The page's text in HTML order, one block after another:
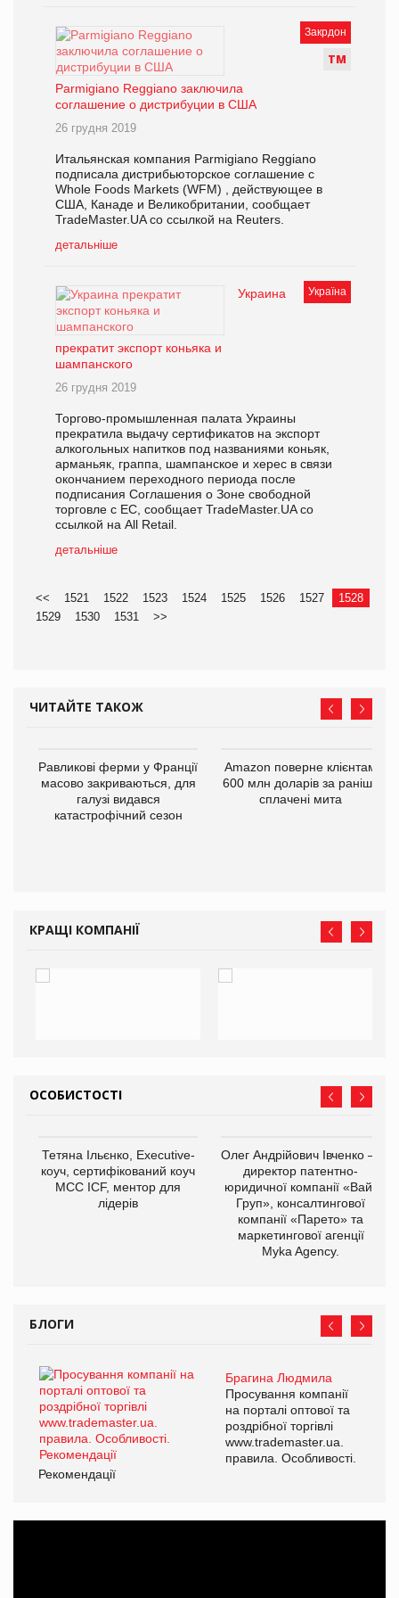
Закрдон
ТМ
Parmigiano Reggiano заключила
соглашение о дистрибуции в США
26 грудня 2019
Итальянская компания Parmigiano Reggiano
подписала дистрибьюторское соглашение с
Whole Foods Markets (WFM) , действующее в
США, Канаде и Великобритании, сообщает
TradeMaster.UA со ссылкой на Reuters.
детальніше
Україна
Украина
прекратит экспорт коньяка и
шампанского
26 грудня 2019
Торгово-промышленная палата Украины
прекратила выдачу сертификатов на экспорт
алкогольных напитков под названиями коньяк,
арманьяк, граппа, шампанское и херес в связи
окончанием переходного периода после
подписания Соглашения о Зоне свободной
торговле с ЕС, сообщает TradeMaster.UA со
ссылкой на All Retail.
детальніше
<< 1521 1522 1523 1524 1525 1526 1527
1528
1529
1530 1531 >>
ЧИТАЙТЕ ТАКОЖ
Равликові ферми у Франції
масово закриваються, для
галузі видався
катастрофічний сезон
Amazon поверне клієнтам
600 млн доларів за раніше
сплачені мита
КРАЩІ КОМПАНІЇ
ОСОБИСТОСТІ
Тетяна Ільєнко, Executive-
коуч, сертифікований коуч
МСС ICF, ментор для
лідерів
Олег Андрійович Івченко —
директор патентно-
юридичної компанії «Вайз
Груп», консалтингової
компанії «Парето» та
маркетингової агенції
Myka Agency.
БЛОГИ
Брагина Людмила
Просування компанії
на порталі оптової та
роздрібної торгівлі
www.trademaster.ua.
правила. Особливості.
Рекомендації